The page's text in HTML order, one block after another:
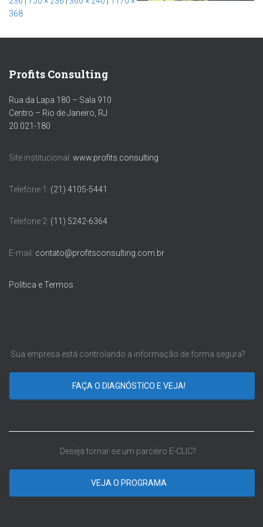
368
Profits Consulting
Rua da Lapa 180 – Sala 910
Centro – Rio de Janeiro, RJ
20.021-180
Site institucional: www.profits.consulting
Telefone 1: (21) 4105-5441
Telefone 2: (11) 5242-6364
E-mail: contato@profitsconsulting.com.br
Política e Termos
Sua empresa está controlando a informação de forma segura?
FAÇA O DIAGNÓSTICO E VEJA!
Deseja tornar-se um parceiro E-CLIC?
VEJA O PROGRAMA